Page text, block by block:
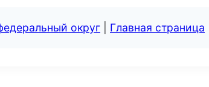
округ Главная страница